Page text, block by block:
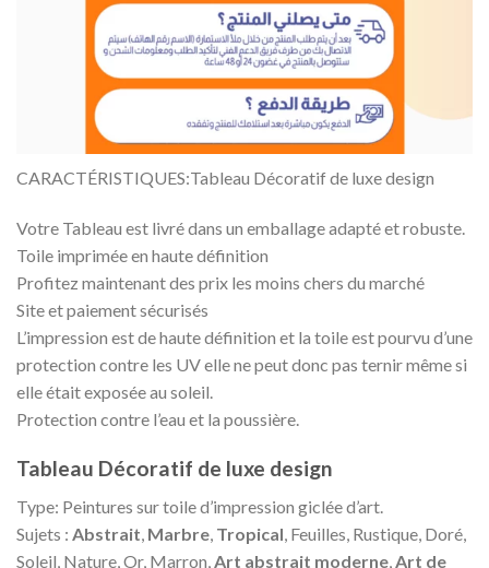
CARACTÉRISTIQUES:Tableau Décoratif de luxe design
Votre Tableau est livré dans un emballage adapté et robuste.
Toile imprimée en haute définition
Profitez maintenant des prix les moins chers du marché
Site et paiement sécurisés
L’impression est de haute définition et la toile est pourvu d’une
protection contre les UV elle ne peut donc pas ternir même si
elle était exposée au soleil.
Protection contre l’eau et la poussière.
Tableau Décoratif de luxe design
Type: Peintures sur toile d’impression giclée d’art.
Sujets : Abstrait Marbre Tropical , Feuilles, Rustique, Doré,
Soleil, Nature, Or, Marron, Art abstrait moderne Art de